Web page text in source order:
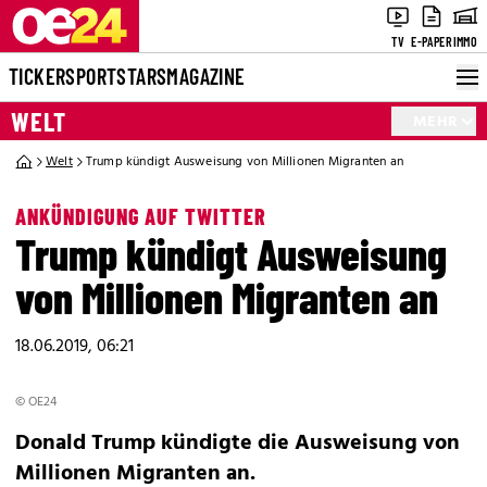
TV E-PAPERIMMO
TICKERSPORTSTARSMAGAZINE
WELT
Welt Trump kündigt Ausweisung von Millionen Migranten an
ANKÜNDIGUNG AUF TWITTER
Trump kündigt Ausweisung
von Millionen Migranten an
18.06.2019, 06:21
© OE24
Donald Trump kündigte die Ausweisung von
Millionen Migranten an.